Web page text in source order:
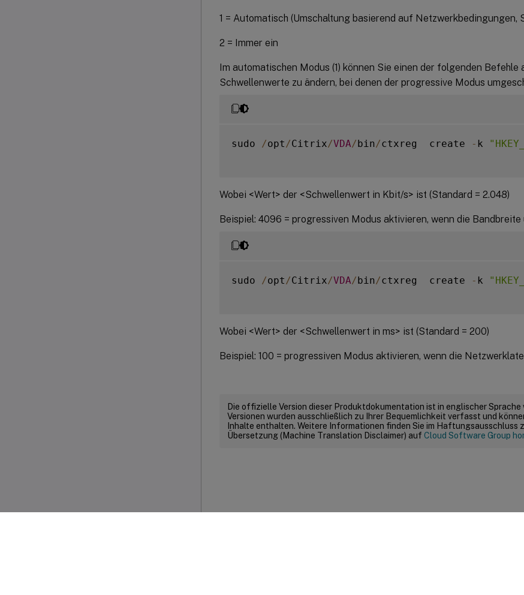
1 = Automatisch (Umschaltung basierend auf Netzwerkbedingungen,
2 = Immer ein
Im automatischen Modus (1) können Sie einen der folgenden Befehle
Schwellenwerte zu ändern, bei denen der progressive Modus
sudo /opt /Citrix/VDA/bin/ctxreg  create - k
Wobei <Wert> der <Schwellenwert in Kbit/s> ist (Standard = 2.048)
Beispiel: 4096 = progressiven Modus aktivieren, wenn die
sudo /opt /Citrix/VDA/bin/ctxreg  create - k
Wobei <Wert> der <Schwellenwert in ms> ist (Standard = 200)
Beispiel: 100 = progressiven Modus aktivieren, wenn die
Die offizielle Version dieser Produktdokumentation ist in englischer
Versionen wurden ausschließlich zu Ihrer Bequemlichkeit verfasst und
Inhalte enthalten. Weitere Informationen finden Sie im Haftungsausschluss
Übersetzung (Machine Translation Disclaimer) auf Cloud Software Group